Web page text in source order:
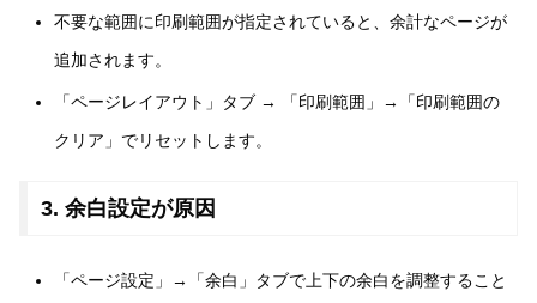
不要な範囲に印刷範囲が指定されていると、余計なページが
追加されます。
「ページレイアウト」タブ → 「印刷範囲」→「印刷範囲の
クリア」でリセットします。
3. 余白設定が原因
「ページ設定」→「余白」タブで上下の余白を調整すること